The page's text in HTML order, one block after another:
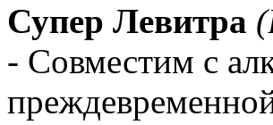
Супер Левитра
- Совместим с